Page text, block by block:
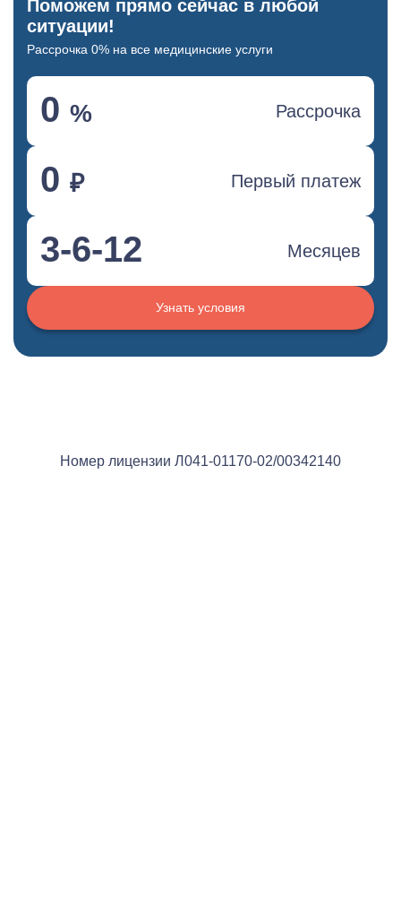
Поможем прямо сейчас в любой
ситуации!
Рассрочка 0% на все медицинские услуги
0 % Рассрочка
0 ₽ Первый платеж
3-6-12 Месяцев
Узнать условия
Номер лицензии Л041-01170-02/00342140